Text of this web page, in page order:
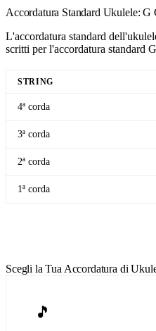
Accordatura Standard Ukulele: G
L'accordatura standard
scritti per l'accordatura standard
STRING
4ª corda
3ª corda
2ª corda
1ª corda
Scegli la Tua Accordatura di
🎵